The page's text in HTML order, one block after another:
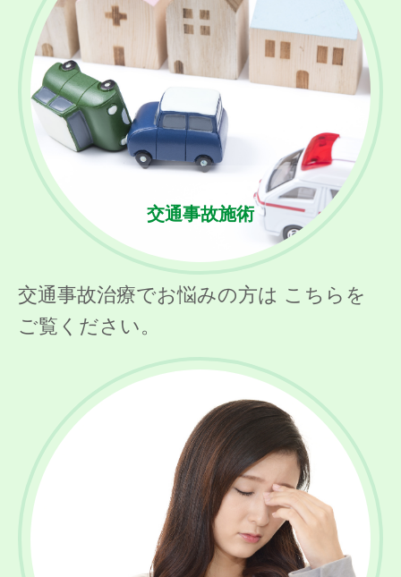
交通事故施術
交通事故治療でお悩みの方は こちらを
ご覧ください。